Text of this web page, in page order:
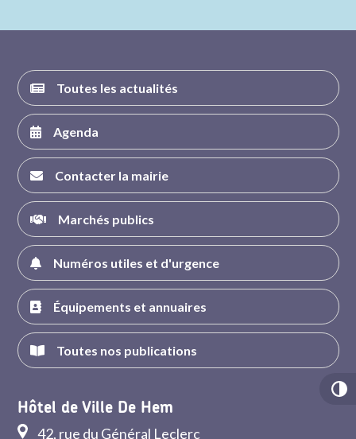
Toutes les actualités
Agenda
Contacter la mairie
Marchés publics
Numéros utiles et d'urgence
Équipements et annuaires
Toutes nos publications
Hôtel de Ville De Hem
42, rue du Général Leclerc